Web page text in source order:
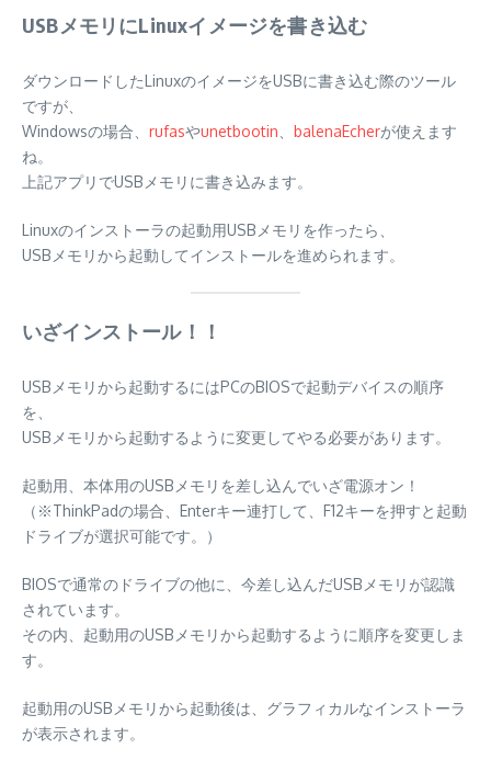
USBメモリにLinuxイメージを書き込む
ダウンロードしたLinuxのイメージをUSBに書き込む際のツール
ですが、
Windowsの場合、 rufasやunetbootin balenaEcherが使えます
ね。
上記アプリでUSBメモリに書き込みます。
Linuxのインストーラの起動用USBメモリを作ったら、
USBメモリから起動してインストールを進められます。
いざインストール！！
USBメモリから起動するにはPCのBIOSで起動デバイスの順序
を、
USBメモリから起動するように変更してやる必要があります。
起動用、本体用のUSBメモリを差し込んでいざ電源オン！
（※ThinkPadの場合、Enterキー連打して、F12キーを押すと起動
ドライブが選択可能です。）
BIOSで通常のドライブの他に、今差し込んだUSBメモリが認識
されています。
その内、起動用のUSBメモリから起動するように順序を変更しま
す。
起動用のUSBメモリから起動後は、グラフィカルなインストーラ
が表示されます。